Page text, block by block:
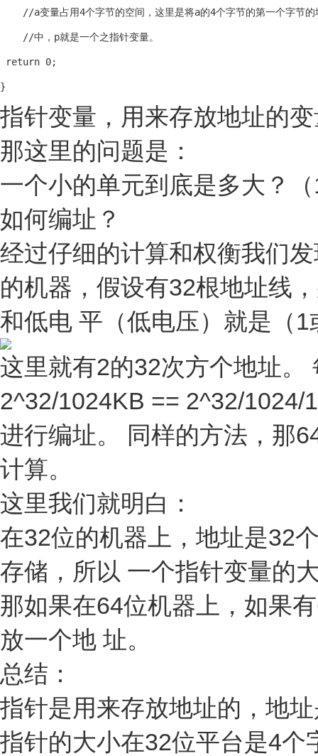
//a变量占用4个字节的空间，这里是将a的4个字节的第一个字节的
//中，p就是一个之指针变量。
return 0;
}
指针变量，用来存放地址的
那这里的问题是：
一个小的单元到底是多大？
如何编址？
经过仔细的计算和权衡我们
的机器，假设有32根地址线
和低电 平（低电压）就是（
这里就有2的32次方个地址。
2^32/1024KB == 2^32/1024/
进行编址。 同样的方法，那
计算。
这里我们就明白：
在32位的机器上，地址是32
存储，所以 一个指针变量的
那如果在64位机器上，如果
放一个地 址。
总结：
指针是用来存放地址的，地
指针的大小在32位平台是4